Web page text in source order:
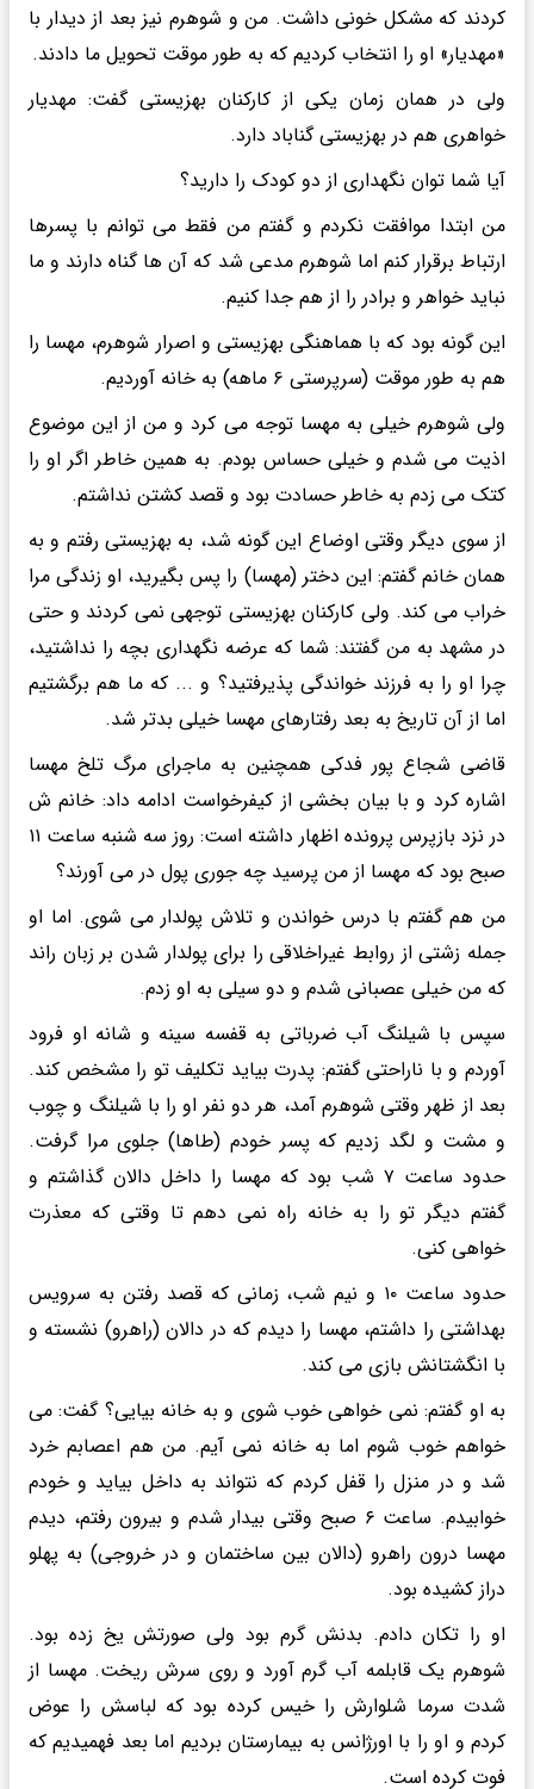
کردند که مشکل خونی داشت. من و شوهرم نیز بعد از دیدار با
«مهدیار» او را انتخاب کردیم که به طور موقت تحویل ما دادند.
ولی در همان زمان یکی از کارکنان بهزیستی گفت: مهدیار
خواهری هم در بهزیستی گناباد دارد.
آیا شما توان نگهداری از دو کودک را دارید؟
من ابتدا موافقت نکردم و گفتم من فقط می توانم با پسرها
ارتباط برقرار کنم اما شوهرم مدعی شد که آن ها گناه دارند و ما
نباید خواهر و برادر را از هم جدا کنیم.
این گونه بود که با هماهنگی بهزیستی و اصرار شوهرم، مهسا را
هم به طور موقت (سرپرستی ۶ ماهه) به خانه آوردیم.
ولی شوهرم خیلی به مهسا توجه می کرد و من از این موضوع
اذیت می شدم و خیلی حساس بودم. به همین خاطر اگر او را
کتک می زدم به خاطر حسادت بود و قصد کشتن نداشتم.
از سوی دیگر وقتی اوضاع این گونه شد، به بهزیستی رفتم و به
همان خانم گفتم: این دختر (مهسا) را پس بگیرید، او زندگی مرا
خراب می کند. ولی کارکنان بهزیستی توجهی نمی کردند و حتی
در مشهد به من گفتند: شما که عرضه نگهداری بچه را نداشتید،
چرا او را به فرزند خواندگی پذیرفتید؟ و ... که ما هم برگشتیم
اما از آن تاریخ به بعد رفتارهای مهسا خیلی بدتر شد.
قاضی شجاع پور فدکی همچنین به ماجرای مرگ تلخ مهسا
اشاره کرد و با بیان بخشی از کیفرخواست ادامه داد: خانم ش
در نزد بازپرس پرونده اظهار داشته است: روز سه شنبه ساعت ۱۱
صبح بود که مهسا از من پرسید چه جوری پول در می آورند؟
من هم گفتم با درس خواندن و تلاش پولدار می شوی. اما او
جمله زشتی از روابط غیراخلاقی را برای پولدار شدن بر زبان راند
که من خیلی عصبانی شدم و دو سیلی به او زدم.
سپس با شیلنگ آب ضرباتی به قفسه سینه و شانه او فرود
آوردم و با ناراحتی گفتم: پدرت بیاید تکلیف تو را مشخص کند.
بعد از ظهر وقتی شوهرم آمد، هر دو نفر او را با شیلنگ و چوب
و مشت و لگد زدیم که پسر خودم (طاها) جلوی مرا گرفت.
حدود ساعت ۷ شب بود که مهسا را داخل دالان گذاشتم و
گفتم دیگر تو را به خانه راه نمی دهم تا وقتی که معذرت
خواهی کنی.
حدود ساعت ۱۰ و نیم شب، زمانی که قصد رفتن به سرویس
بهداشتی را داشتم، مهسا را دیدم که در دالان (راهرو) نشسته و
با انگشتانش بازی می کند.
به او گفتم: نمی خواهی خوب شوی و به خانه بیایی؟ گفت: می
خواهم خوب شوم اما به خانه نمی آیم. من هم اعصابم خرد
شد و در منزل را قفل کردم که نتواند به داخل بیاید و خودم
خوابیدم. ساعت ۶ صبح وقتی بیدار شدم و بیرون رفتم، دیدم
مهسا درون راهرو (دالان بین ساختمان و در خروجی) به پهلو
دراز کشیده بود.
او را تکان دادم. بدنش گرم بود ولی صورتش یخ زده بود.
شوهرم یک قابلمه آب گرم آورد و روی سرش ریخت. مهسا از
شدت سرما شلوارش را خیس کرده بود که لباسش را عوض
کردم و او را با اورژانس به بیمارستان بردیم اما بعد فهمیدیم که
فوت کرده است.